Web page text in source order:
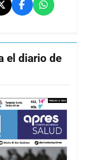
el diario de